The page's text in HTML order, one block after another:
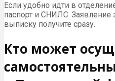
Если удобно идти в
паспорт и СНИЛС. Заявление
выписку получите сразу.
Кто может